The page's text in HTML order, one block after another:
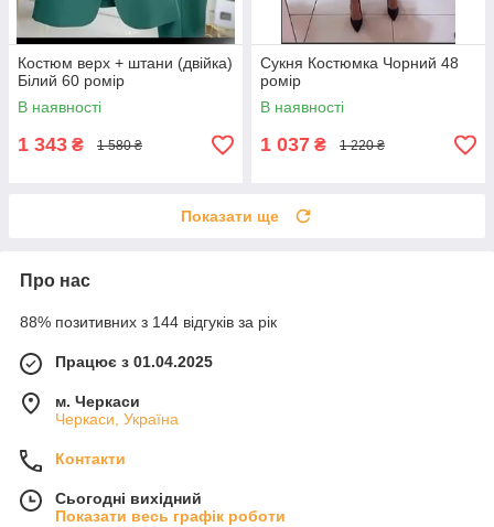
Костюм верх + штани (двійка)
Білий 60 ромір
В наявності
1 343 ₴ 1 580 ₴
Сукня Костюмка Чорний 48
ромір
В наявності
1 037 ₴ 1 220 ₴
Показати ще
Про нас
88% позитивних з 144 відгуків за рік
Працює з 01.04.2025
м. Черкаси
Черкаси, Україна
Контакти
Сьогодні вихідний
Показати весь графік роботи